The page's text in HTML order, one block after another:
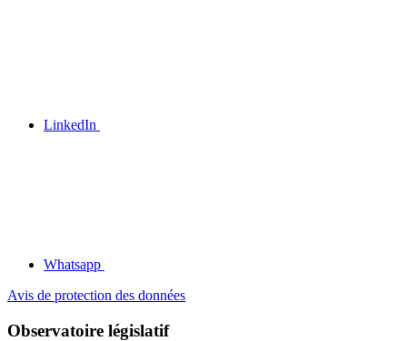
LinkedIn
Whatsapp
Avis de protection des données
Observatoire législatif